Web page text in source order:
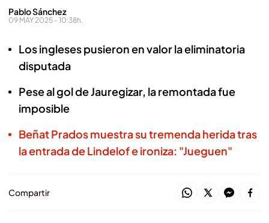
Pablo Sánchez
09 MAY 2025 - 10:38h.
Los ingleses pusieron en valor la eliminatoria
disputada
Pese al gol de Jauregizar, la remontada fue
imposible
Beñat Prados muestra su tremenda herida tras
la entrada de Lindelof e ironiza: "Jueguen"
Compartir